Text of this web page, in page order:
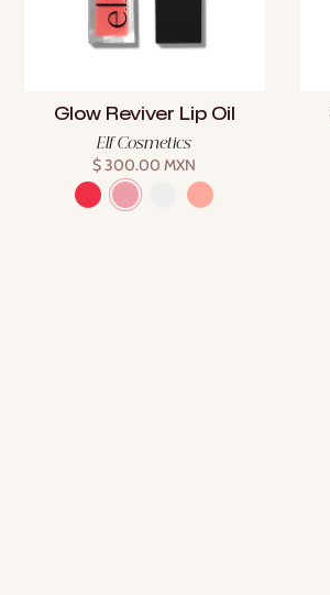
Glow Reviver Lip Oil
Elf Cosmetics
$ 300.00 MXN